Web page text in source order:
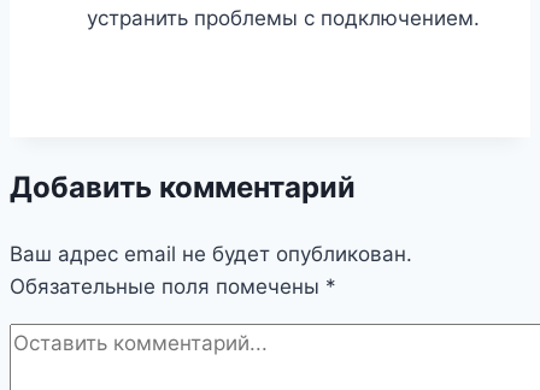
устранить проблемы с подключением.
Добавить комментарий
Ваш адрес email не будет опубликован.
Обязательные поля помечены *